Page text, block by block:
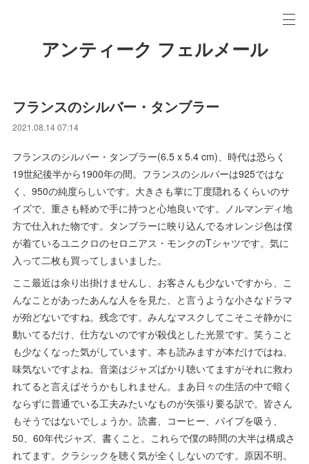
アンティーク フェルメール
フランスのシルバー・タンブラー
2021.08.14 07:14
フランスのシルバー・タンブラー(6.5 x 5.4 cm)、時代は恐らく
19世紀後半から1900年の間。フランスのシルバーは925ではな
く、950の純度らしいです。大きさも掌に丁度隠れるくらいのサ
イズで、重さも軽めで手に持つと心地良いです。ノルマンディ地
方で仕入れた物です。タンブラーに映り込んでるオレンジ色は僕
が着ているユニクロのセロニアス・モンクのTシャツです。気に
入って二枚も買ってしまいました。
ここ最近は余り出掛けませんし、お客さんも少ないですから、こ
んなことがあったあんな人をを見た、と言うような小さなドラマ
が殆どないですね。残念です。みんなマスクしてこそこそ静かに
動いてるだけ、仕方ないのですが殺伐とした光景です。笑うこと
も少なくなった気がしています。本も読みますが本だけではね、
味気ないですよね。音楽はジャズばかり聴いてますがそれに救わ
れてると言えばそうかもしれません。まあ日々の生活の中で暗く
ならずに普通でいる工夫みたいなものが矢張り要る訳で。皆さん
もそうではないでしょうか。読書、コーヒー、パイプを吸う、
50、60年代ジャズ、書くこと。これらで僕の時間の大半は構成さ
れてます。クラシックを聴く気が全くしないのです。原因不明。